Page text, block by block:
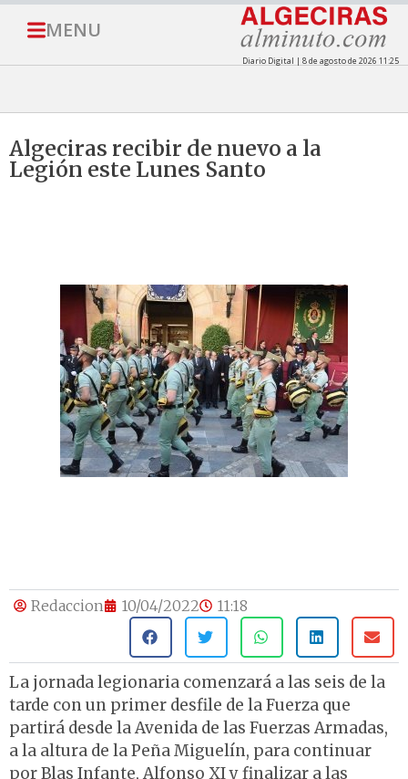
MENU
Diario Digital | 8 de agosto de 2026 11:25
Algeciras recibir de nuevo a la
Legión este Lunes Santo
Redaccion 10/04/2022 11:18
La jornada legionaria comenzará a las seis de la
tarde con un primer desfile de la Fuerza que
partirá desde la Avenida de las Fuerzas Armadas,
a la altura de la Peña Miguelín, para continuar
por Blas Infante, Alfonso XI y finalizar a las